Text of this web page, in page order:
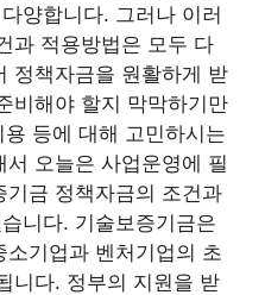
양합니다. 그러나 이러
과 적용방법은 모두 다
정책자금을 원활하게 받
비해야 할지 막막하기만
등에 대해 고민하시는
오늘은 사업운영에 필
기금 정책자금의 조건과
니다. 기술보증기금은
기업과 벤처기업의 초
니다. 정부의 지원을 받